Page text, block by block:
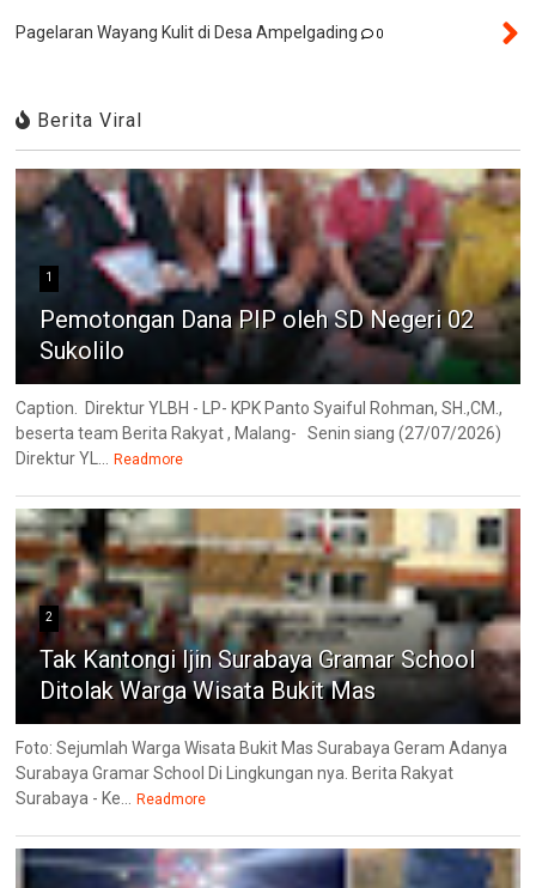
Pagelaran Wayang Kulit di Desa Ampelgading 0
Berita Viral
1
Pemotongan Dana PIP oleh SD Negeri 02
Sukolilo
Caption. Direktur YLBH - LP- KPK Panto Syaiful Rohman, SH.,CM.,
beserta team Berita Rakyat , Malang- Senin siang (27/07/2026)
Direktur YL...
Readmore
2
Tak Kantongi Ijin Surabaya Gramar School
Ditolak Warga Wisata Bukit Mas
Foto: Sejumlah Warga Wisata Bukit Mas Surabaya Geram Adanya
Surabaya Gramar School Di Lingkungan nya. Berita Rakyat
Surabaya - Ke...
Readmore